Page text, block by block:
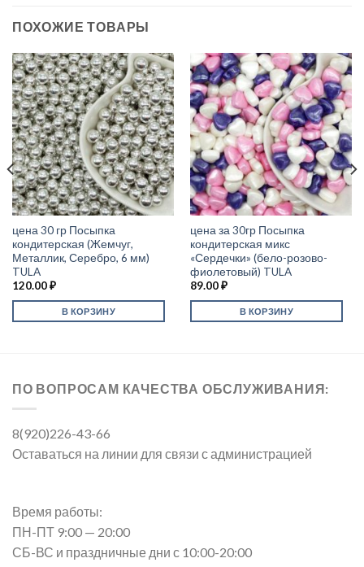
ПОХОЖИЕ ТОВАРЫ
цена 30 гр Посыпка
кондитерская (Жемчуг,
Металлик, Серебро, 6 мм)
TULA
120.00₽
В КОРЗИНУ
цена за 30гр Посыпка
кондитерская микс
«Сердечки» (бело-розово-
фиолетовый) TULA
89.00₽
В КОРЗИНУ
ПО ВОПРОСАМ КАЧЕСТВА ОБСЛУЖИВАНИЯ:
8(920)226-43-66
Оставаться на линии для связи с администрацией
Время работы:
ПН-ПТ 9:00 — 20:00
СБ-ВС и праздничные дни с 10:00-20:00